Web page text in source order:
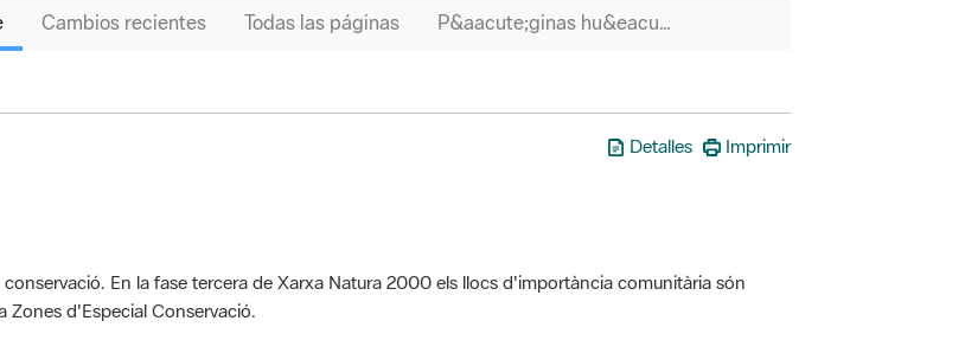
Cambios recientes Todas las páginas P&aacute;ginas hu&eacute;rfanas
Detalles Imprimir
En la fase tercera de Xarxa Natura 2000 els llocs d'importància comunitària són
Zones d'Especial Conservació.